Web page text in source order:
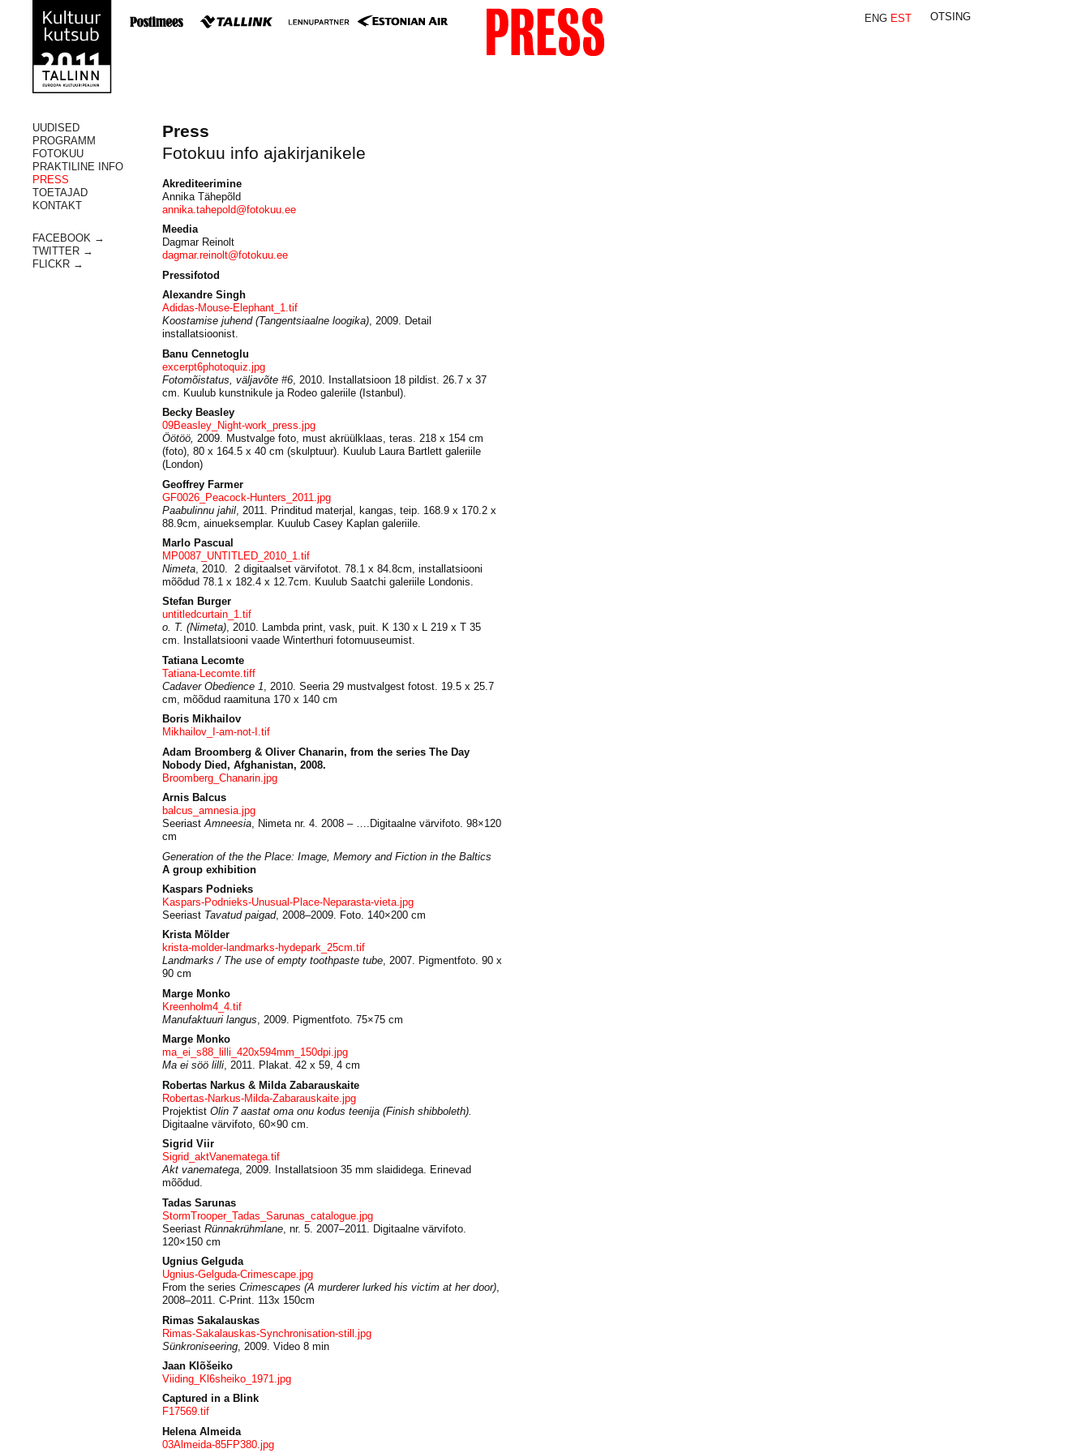
EST
ENG
UUDISED
PROGRAMM
FOTOKUU
PRAKTILINE INFO
PRESS
TOETAJAD
KONTAKT
FACEBOOK →
TWITTER →
FLICKR →
Press
Fotokuu info ajakirjanikele
Akrediteerimine
Annika Tähepõld
annika.tahepold@fotokuu.ee
Meedia
Dagmar Reinolt
dagmar.reinolt@fotokuu.ee
Pressifotod
Alexandre Singh
Adidas-Mouse-Elephant_1.tif
Koostamise juhend (Tangentsiaalne loogika), 2009. Detail
installatsioonist.
Banu Cennetoglu
excerpt6photoquiz.jpg
Fotomõistatus, väljavõte #6 , 2010. Installatsioon 18 pildist. 26.7 x 37
cm. Kuulub kunstnikule ja Rodeo galeriile (Istanbul).
Becky Beasley
09Beasley_Night-work_press.jpg
Öötöö, 2009. Mustvalge foto, must akrüülklaas, teras. 218 x 154 cm
(foto), 80 x 164.5 x 40 cm (skulptuur). Kuulub Laura Bartlett galeriile
(London)
Geoffrey Farmer
GF0026_Peacock-Hunters_2011.jpg
Paabulinnu jahil , 2011. Prinditud materjal, kangas, teip. 168.9 x 170.2 x
88.9cm, ainueksemplar. Kuulub Casey Kaplan galeriile.
Marlo Pascual
MP0087_UNTITLED_2010_1.tif
Nimeta , 2010. 2 digitaalset värvifotot. 78.1 x 84.8cm, installatsiooni
mõõdud 78.1 x 182.4 x 12.7cm. Kuulub Saatchi galeriile Londonis.
Stefan Burger
untitledcurtain_1.tif
o. T. (Nimeta), 2010. Lambda print, vask, puit. K 130 x L 219 x T 35
cm. Installatsiooni vaade Winterthuri fotomuuseumist.
Tatiana Lecomte
Tatiana-Lecomte.tiff
Cadaver Obedience 1 , 2010. Seeria 29 mustvalgest fotost. 19.5 x 25.7
cm, mõõdud raamituna 170 x 140 cm
Boris Mikhailov
Mikhailov_I-am-not-I.tif
Adam Broomberg & Oliver Chanarin, from the series The Day
Nobody Died, Afghanistan, 2008.
Broomberg_Chanarin.jpg
Arnis Balcus
balcus_amnesia.jpg
SeeriastAmneesia, Nimeta nr. 4. 2008 – ….Digitaalne värvifoto. 98×120
cm
Generation of the the Place: Image, Memory and Fiction in the Baltics
A group exhibition
Kaspars Podnieks
Kaspars-Podnieks-Unusual-Place-Neparasta-vieta.jpg
Seeriast Tavatud paigad, 2008–2009. Foto. 140×200 cm
Krista Mölder
krista-molder-landmarks-hydepark_25cm.tif
Landmarks / The use of empty toothpaste tube, 2007. Pigmentfoto. 90 x
90 cm
Marge Monko
Kreenholm4_4.tif
Manufaktuuri langus , 2009. Pigmentfoto. 75×75 cm
Marge Monko
ma_ei_s88_lilli_420x594mm_150dpi.jpg
Ma ei söö lilli, 2011. Plakat. 42 x 59, 4 cm
Robertas Narkus & Milda Zabarauskaite
Robertas-Narkus-Milda-Zabarauskaite.jpg
Projektist Olin 7 aastat oma onu kodus teenija (Finish shibboleth).
Digitaalne värvifoto, 60×90 cm.
Sigrid Viir
Sigrid_aktVanematega.tif
Akt vanematega, 2009. Installatsioon 35 mm slaididega. Erinevad
mõõdud.
Tadas Sarunas
StormTrooper_Tadas_Sarunas_catalogue.jpg
Seeriast Rünnakrühmlane , nr. 5. 2007–2011. Digitaalne värvifoto.
120×150 cm
Ugnius Gelguda
Ugnius-Gelguda-Crimescape.jpg
From the series Crimescapes (A murderer lurked his victim at her door),
2008–2011. C-Print. 113x 150cm
Rimas Sakalauskas
Rimas-Sakalauskas-Synchronisation-still.jpg
Sünkroniseering , 2009. Video 8 min
Jaan Klõšeiko
Viiding_Kl6sheiko_1971.jpg
Captured in a Blink
F17569.tif
Helena Almeida
03Almeida-85FP380.jpg